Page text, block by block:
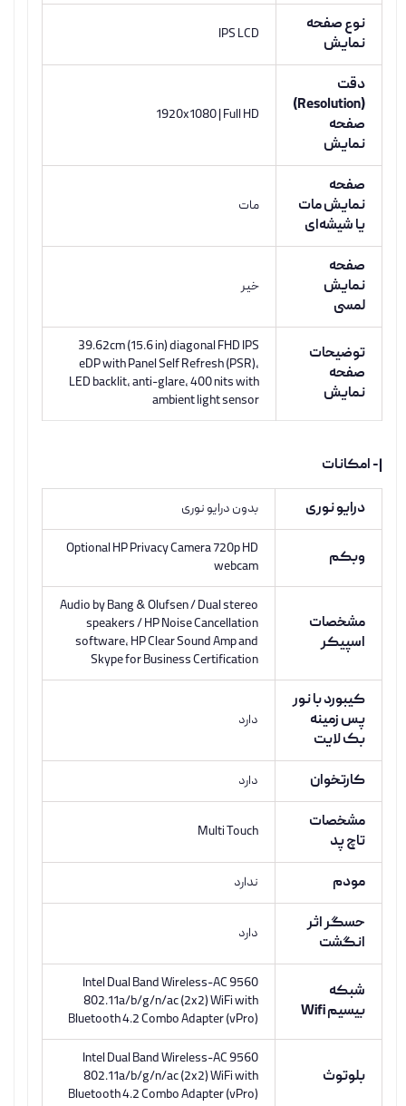
نوع صفحه
نمایش
IPS LCD
دقت
(Resolution)
صفحه
نمایش
1920x1080 | Full HD
صفحه
نمایش مات
یا شیشه‌ای
مات
صفحه
نمایش
لمسی
خیر
توضیحات
صفحه
نمایش
39.62cm (15.6 in) diagonal FHD IPS
eDP with Panel Self Refresh (PSR),
LED backlit, anti-glare, 400 nits with
ambient light sensor
|- امکانات
درایو نوری بدون درایو نوری
وبکم
Optional HP Privacy Camera 720p HD
webcam
مشخصات
اسپیکر
Audio by Bang & Olufsen / Dual stereo
speakers / HP Noise Cancellation
software, HP Clear Sound Amp and
Skype for Business Certification
کیبورد با نور
پس زمینه
بک لایت
دارد
کارتخوان دارد
مشخصات
تاچ پد
Multi Touch
مودم ندارد
حسگر اثر
انگشت
دارد
شبکه
بیسیم Wifi
Intel Dual Band Wireless-AC 9560
802.11a/b/g/n/ac (2x2) WiFi with
Bluetooth 4.2 Combo Adapter (vPro)
بلوتوث
Intel Dual Band Wireless-AC 9560
802.11a/b/g/n/ac (2x2) WiFi with
Bluetooth 4.2 Combo Adapter (vPro)